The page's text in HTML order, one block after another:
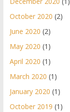
October 2020 (2)
June 2020 (2)
May 2020 (1)
April 2020 (1)
March 2020 (1)
January 2020 (1)
October 2019 (1)